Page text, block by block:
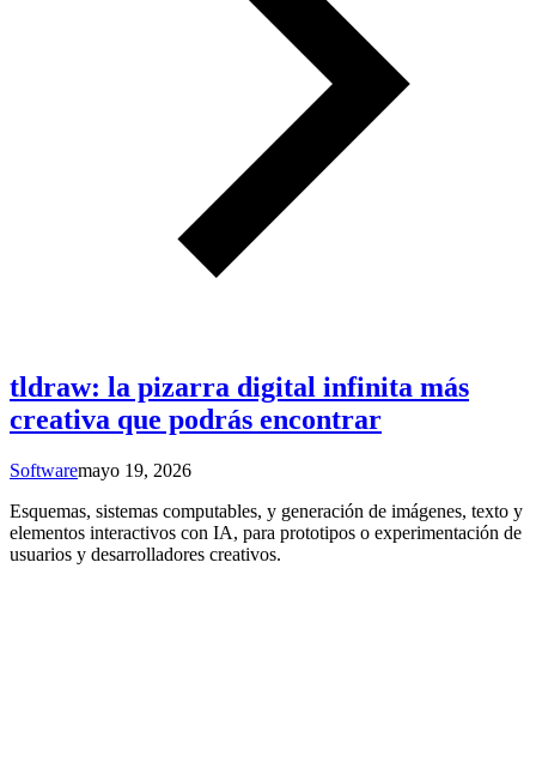
tldraw: la pizarra digital infinita más
creativa que podrás encontrar
Softwaremayo 19, 2026
Esquemas, sistemas computables, y generación de imágenes, texto y
elementos interactivos con IA, para prototipos o experimentación de
usuarios y desarrolladores creativos.